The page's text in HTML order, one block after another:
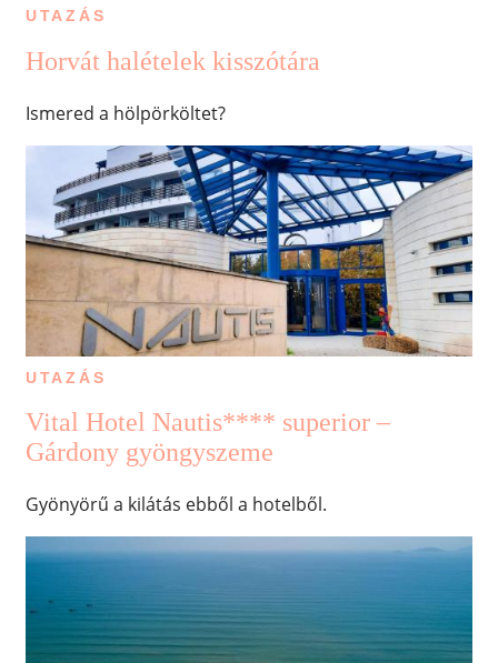
UTAZÁS
Horvát halételek kisszótára
Ismered a hölpörköltet?
UTAZÁS
Vital Hotel Nautis**** superior –
Gárdony gyöngyszeme
Gyönyörű a kilátás ebből a hotelből.